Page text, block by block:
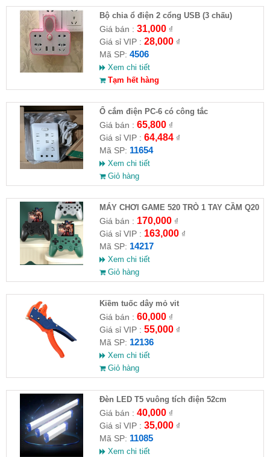
Bộ chia ổ điện 2 cổng USB (3 chấu)
Giá bán : 31,000₫
Giá sỉ VIP : 28,000₫
Mã SP: 4506
Xem chi tiết
Tạm hết hàng
Ổ cắm điện PC-6 có công tắc
Giá bán : 65,800₫
Giá sỉ VIP : 64,484₫
Mã SP: 11654
Xem chi tiết
Giỏ hàng
MÁY CHƠI GAME 520 TRÒ 1 TAY CẦM Q20
Giá bán : 170,000₫
Giá sỉ VIP : 163,000₫
Mã SP: 14217
Xem chi tiết
Giỏ hàng
Kiềm tuốc dây mỏ vit
Giá bán : 60,000₫
Giá sỉ VIP : 55,000₫
Mã SP: 12136
Xem chi tiết
Giỏ hàng
Đèn LED T5 vuông tích điện 52cm
Giá bán : 40,000₫
Giá sỉ VIP : 35,000₫
Mã SP: 11085
Xem chi tiết